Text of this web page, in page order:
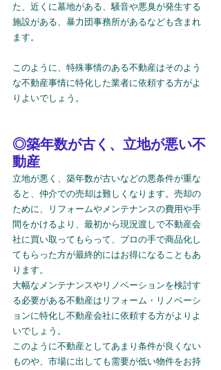
た、近くに墓地がある、騒音や悪臭が発生する
施設がある、暴力団事務所があるなども含まれ
ます。
このように、特殊事情のある不動産はそのよう
な不動産事情に特化した業者に依頼する方がよ
りよいでしょう。
◎築年数が古く、立地が悪い不
動産
立地が悪く、築年数が古いなどの悪条件が重な
ると、仲介での売却は難しくなります。売却の
ために、リフォームやメンテナンスの費用や手
間をかけるより、最初から現況渡しで不動産会
社に買い取ってもらって、プロの手で商品化し
てもらった方が最終的にはお得になることもあ
ります。
大幅なメンテナンスやリノベーションを検討す
る必要がある不動産はリフォーム・リノベーシ
ョンに特化し不動産会社に依頼する方がよりよ
いでしょう。
このように不動産としてあまり条件が良くない
ものや、市場に出しても需要が低い物件をお持